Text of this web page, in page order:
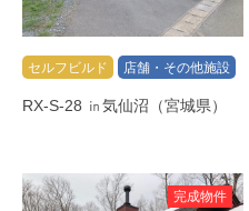
セルフビルド 店舗・その他施設
RX-S-28 ㏌気仙沼（宮城県）
完成物件